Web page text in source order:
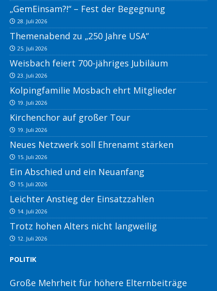
„GemEinsam?!“ – Fest der Begegnung
28. Juli 2026
Themenabend zu „250 Jahre USA“
25. Juli 2026
Weisbach feiert 700-jähriges Jubiläum
23. Juli 2026
Kolpingfamilie Mosbach ehrt Mitglieder
19. Juli 2026
Kirchenchor auf großer Tour
19. Juli 2026
Neues Netzwerk soll Ehrenamt stärken
15. Juli 2026
Ein Abschied und ein Neuanfang
15. Juli 2026
Leichter Anstieg der Einsatzzahlen
14. Juli 2026
Trotz hohen Alters nicht langweilig
12. Juli 2026
POLITIK
Große Mehrheit für höhere Elternbeiträge